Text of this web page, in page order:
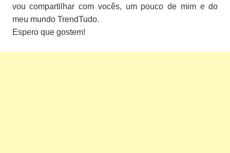
voucompartilhar com vocês, um pouco de mim e do
meu mundo TrendTudo.
Espero que gostem!